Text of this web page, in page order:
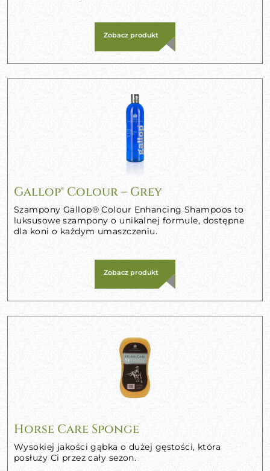
Zobacz produkt
Gallop® Colour – Grey
Szampony Gallop® Colour Enhancing Shampoos to
luksusowe szampony o unikalnej formule, dostępne
dla koni o każdym umaszczeniu.
Zobacz produkt
Horse Care Sponge
Wysokiej jakości gąbka o dużej gęstości, która
posłuży Ci przez cały sezon.